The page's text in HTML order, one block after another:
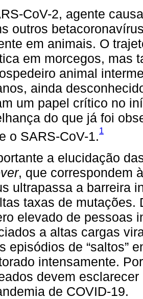
CoV-2, agente
outros
em animais. O
em morcegos, mas
animal
ainda
um papel crítico no
do que já foi
o SARS-CoV-1.1
a elucidação
, que correspondem
ultrapassa a barreira
taxas de mutações.
elevado de pessoas
a altas cargas
episódios de “saltos”
intensamente.
devem
de COVID-19.